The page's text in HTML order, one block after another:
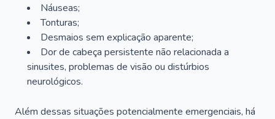
Náuseas;
Tonturas;
Desmaios sem explicação aparente;
Dor de cabeça persistente não relacionada a
sinusites, problemas de visão ou distúrbios
neurológicos.
Além dessas situações potencialmente emergenciais, há